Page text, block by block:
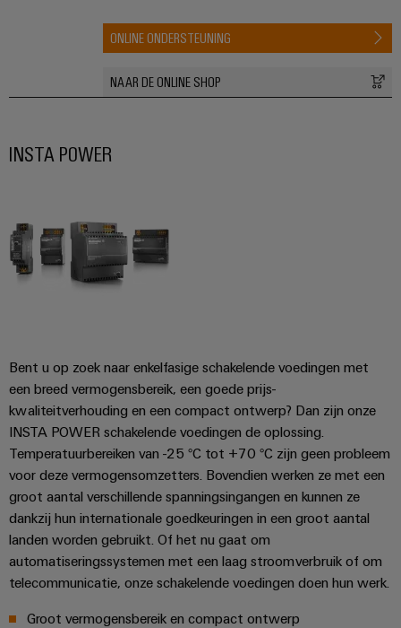
ONLINE ONDERSTEUNING
NAAR DE ONLINE SHOP
INSTA POWER
Bent u op zoek naar enkelfasige schakelende voedingen met
een breed vermogensbereik, een goede prijs-
kwaliteitverhouding en een compact ontwerp? Dan zijn onze
INSTA POWER schakelende voedingen de oplossing.
Temperatuurbereiken van -25 °C tot +70 °C zijn geen probleem
voor deze vermogensomzetters. Bovendien werken ze met een
groot aantal verschillende spanningsingangen en kunnen ze
dankzij hun internationale goedkeuringen in een groot aantal
landen worden gebruikt. Of het nu gaat om
automatiseringssystemen met een laag stroomverbruik of om
telecommunicatie, onze schakelende voedingen doen hun werk.
Groot vermogensbereik en compact ontwerp